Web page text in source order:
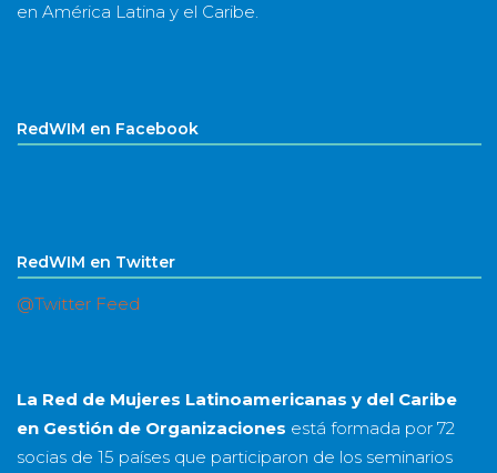
en América Latina y el Caribe.
RedWIM en Facebook
RedWIM en Twitter
@Twitter Feed
La Red de Mujeres Latinoamericanas y del Caribe
en Gestión de Organizaciones está formada por 72
socias de 15 países que participaron de los seminarios